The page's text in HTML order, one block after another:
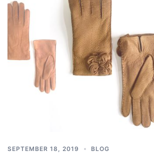
SEPTEMBER 18, 2019 BLOG